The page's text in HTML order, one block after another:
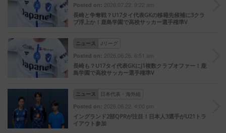
Posted on: 2026.07.22. 9:22 am
長崎と争奪戦？U17タイ代表GKの移籍先候補に3クラ
ブ浮上か！鹿島学園で高校サッカー選手権準V
ニュース Jリーグ
Posted on: 2026.06.26. 6:51 am
長崎も？U17タイ代表GKにJ1複数クラブオファー！鹿
島学園で高校サッカー選手権準V
ニュース 日本代表・海外組
Posted on: 2026.06.22. 4:00 pm
イングランド2部QPRが注目！日本人3選手がU21トラ
イアウト参加